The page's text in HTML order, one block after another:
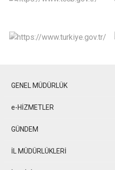
GENEL MÜDÜRLÜK
e-HİZMETLER
GÜNDEM
İL MÜDÜRLÜKLERİ